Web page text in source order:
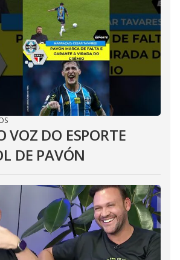
VOZ DO ESPORTE
DE PAVÓN